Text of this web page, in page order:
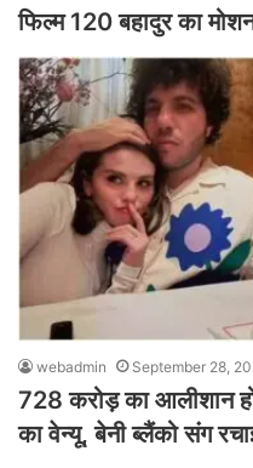
फिल्म 120 बहादुर का
webadmin September 28,
728 करोड़ का आलीशान
का वेन्‍यू, बेनी ब्लैंको संग